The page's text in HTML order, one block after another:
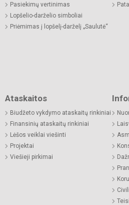
Pasiekimų vertinimas
Lopšelio-darželio simboliai
Priėmimas į lopšelį-darželį „Saulutė“
Ataskaitos
Biudžeto vykdymo ataskaitų rinkiniai
Finansinių ataskaitų rinkiniai
Lėšos veiklai viešinti
Projektai
Viešieji pirkimai